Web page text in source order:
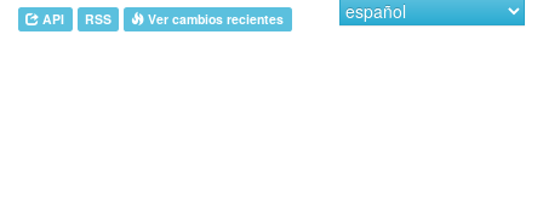
API RSS Ver cambios recientes